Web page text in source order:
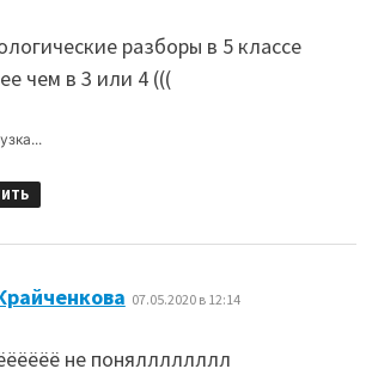
разборы в 5 классе
чем в 3 или 4 (((
07.05.2020 в 12:14
не понялллллллл